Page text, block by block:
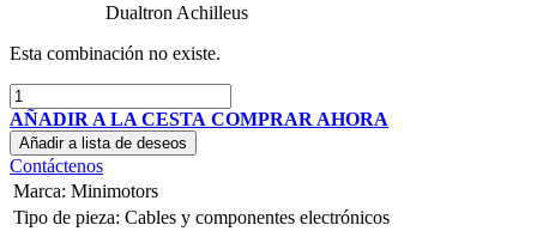
Dualtron Achilleus
Esta combinación no existe.
AÑADIR A LA CESTA COMPRAR AHORA
Añadir a lista de deseos
Contáctenos
Marca: Minimotors
Tipo de pieza: Cables y componentes electrónicos